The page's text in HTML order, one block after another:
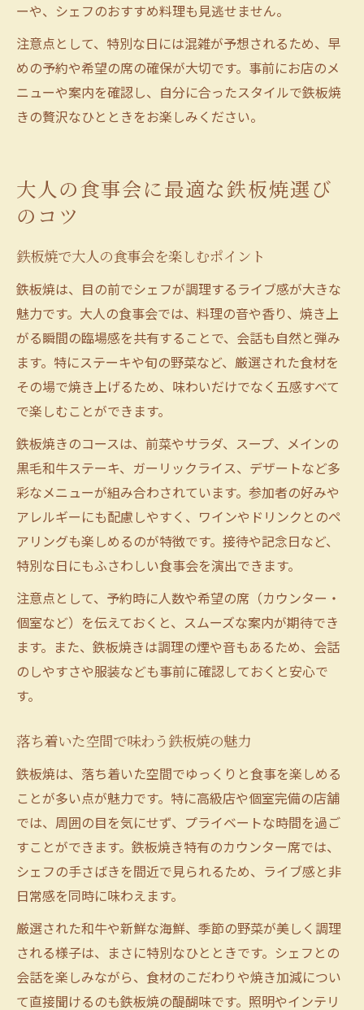
ーや、シェフのおすすめ料理も見逃せません。
注意点として、特別な日には混雑が予想されるため、早
めの予約や希望の席の確保が大切です。事前にお店のメ
ニューや案内を確認し、自分に合ったスタイルで鉄板焼
きの贅沢なひとときをお楽しみください。
大人の食事会に最適な鉄板焼選び
のコツ
鉄板焼で大人の食事会を楽しむポイント
鉄板焼は、目の前でシェフが調理するライブ感が大きな
魅力です。大人の食事会では、料理の音や香り、焼き上
がる瞬間の臨場感を共有することで、会話も自然と弾み
ます。特にステーキや旬の野菜など、厳選された食材を
その場で焼き上げるため、味わいだけでなく五感すべて
で楽しむことができます。
鉄板焼きのコースは、前菜やサラダ、スープ、メインの
黒毛和牛ステーキ、ガーリックライス、デザートなど多
彩なメニューが組み合わされています。参加者の好みや
アレルギーにも配慮しやすく、ワインやドリンクとのペ
アリングも楽しめるのが特徴です。接待や記念日など、
特別な日にもふさわしい食事会を演出できます。
注意点として、予約時に人数や希望の席（カウンター・
個室など）を伝えておくと、スムーズな案内が期待でき
ます。また、鉄板焼きは調理の煙や音もあるため、会話
のしやすさや服装なども事前に確認しておくと安心で
す。
落ち着いた空間で味わう鉄板焼の魅力
鉄板焼は、落ち着いた空間でゆっくりと食事を楽しめる
ことが多い点が魅力です。特に高級店や個室完備の店舗
では、周囲の目を気にせず、プライベートな時間を過ご
すことができます。鉄板焼き特有のカウンター席では、
シェフの手さばきを間近で見られるため、ライブ感と非
日常感を同時に味わえます。
厳選された和牛や新鮮な海鮮、季節の野菜が美しく調理
される様子は、まさに特別なひとときです。シェフとの
会話を楽しみながら、食材のこだわりや焼き加減につい
て直接聞けるのも鉄板焼の醍醐味です。照明やインテリ